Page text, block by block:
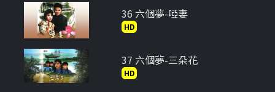
36 六個夢-啞妻
HD
37 六個夢-三朵花
HD